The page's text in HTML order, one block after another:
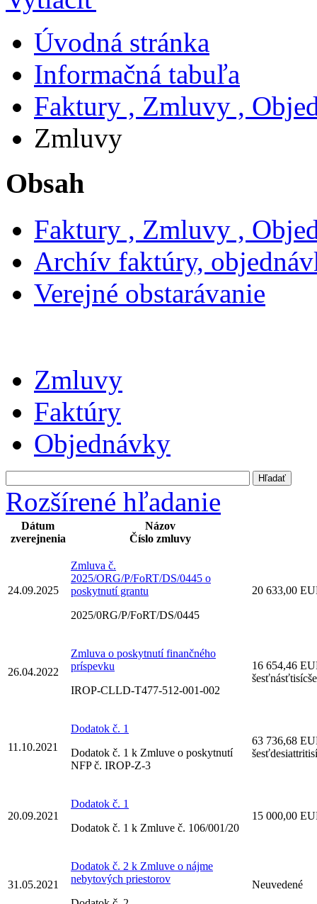
Úvodná stránka
Informačná tabuľa
Faktury , Zmluvy ,
Zmluvy
Obsah
Faktury , Zmluvy ,
Archív faktúry,
Verejné obstarávanie
Zmluvy
Faktúry
Objednávky
Rozšírené hľadanie
Dátum
zverejnenia
Názov
Číslo zmluvy
24.09.2025
Zmluva č.
2025/ORG/P/FoRT/DS/0445 o
poskytnutí grantu
2025/0RG/P/FoRT/DS/0445
20 633,00
26.04.2022
Zmluva o poskytnutí finančného
príspevku
IROP-CLLD-T477-512-001-002
16 654,46
11.10.2021
Dodatok č. 1
Dodatok č. 1 k Zmluve o poskytnutí
NFP č. IROP-Z-3
63 736,68
20.09.2021
Dodatok č. 1
Dodatok č. 1 k Zmluve č. 106/001/20
15 000,00
31.05.2021
Dodatok č. 2 k Zmluve o nájme
nebytových priestorov
Neuvedené